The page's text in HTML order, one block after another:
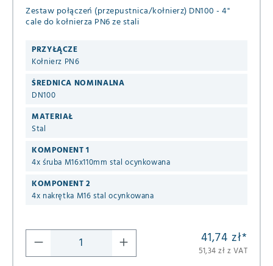
Zestaw połączeń (przepustnica/kołnierz) DN100 - 4"
cale do kołnierza PN6 ze stali
PRZYŁĄCZE
Kołnierz PN6
ŚREDNICA NOMINALNA
DN100
MATERIAŁ
Stal
KOMPONENT 1
4x śruba M16x110mm stal ocynkowana
KOMPONENT 2
4x nakrętka M16 stal ocynkowana
41,74 zł*
51,34 zł z VAT